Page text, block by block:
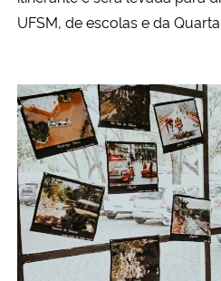
UFSM, de escolas e da